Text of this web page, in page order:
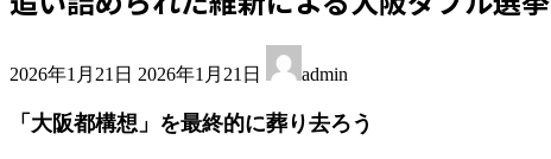
2026年1月21日 終
新
2026年1月21日 admin
「大阪都構想」を最終的に葬り去ろう